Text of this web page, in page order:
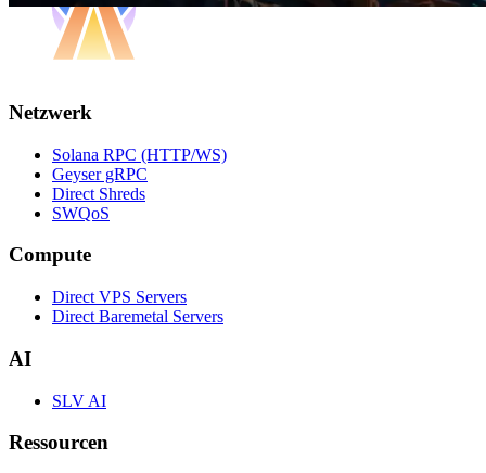
Netzwerk
Solana RPC (HTTP/WS)
Geyser gRPC
Direct Shreds
SWQoS
Compute
Direct VPS Servers
Direct Baremetal Servers
AI
SLV AI
Ressourcen